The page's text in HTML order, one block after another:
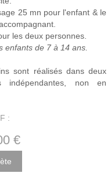
25 mn pour l'enfant & le
les deux personnes.
enfants de 7 à 14 ans.
sont réalisés dans deux
indépendantes, non en
:
€